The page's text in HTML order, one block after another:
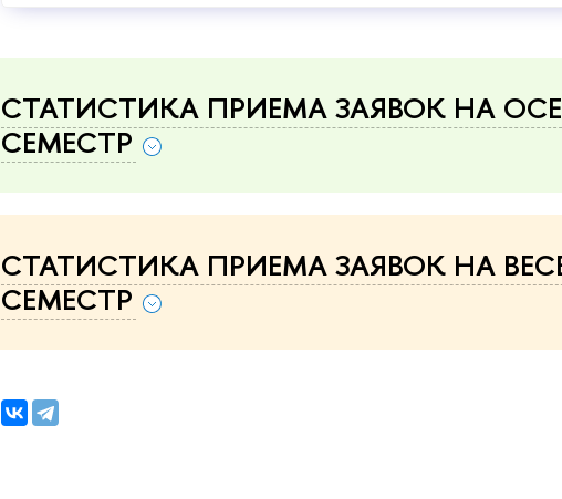
СТАТИСТИКА ПРИЕМА ЗАЯВОК НА
СЕМЕСТР
СТАТИСТИКА ПРИЕМА ЗАЯВОК НА
СЕМЕСТР